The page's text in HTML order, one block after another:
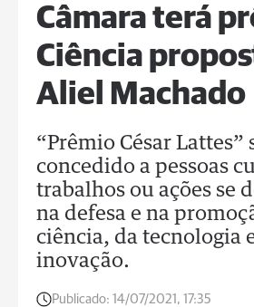
Câmara terá
Ciência
Aliel Machado
“Prêmio César Lattes”
concedido a pessoas
trabalhos ou ações se
na defesa e na
ciência, da tecnologia
inovação.
Publicado: 14/07/2021, 17:35